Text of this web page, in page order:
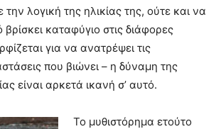
την λογική της ηλικίας της, ούτε και να
βρίσκει καταφύγιο στις διάφορες
για να ανατρέψει τις
που βιώνει – η δύναμη της
είναι αρκετά ικανή σ’ αυτό.
Το μυθιστόρημα ετούτο